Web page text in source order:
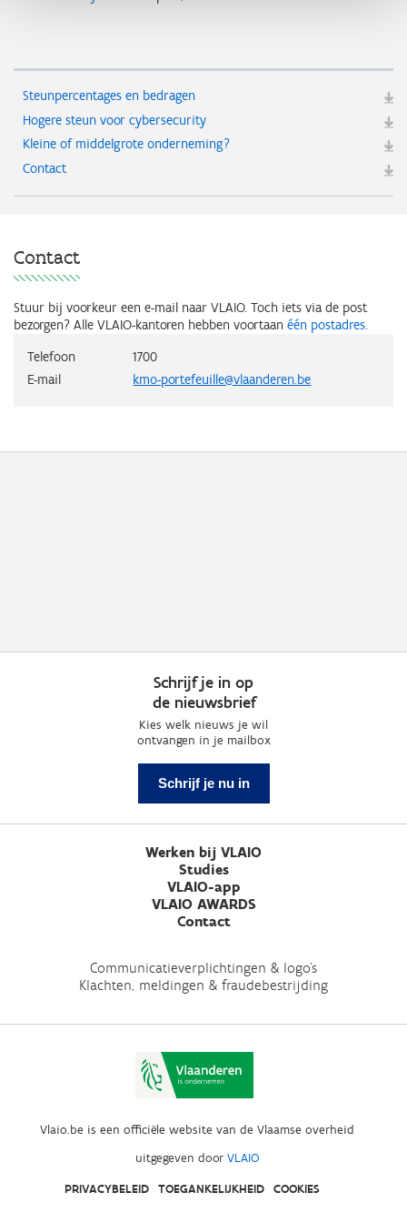
Steunpercentages en bedragen
Hogere steun voor cybersecurity
Kleine of middelgrote onderneming?
Contact
Contact
Stuur bij voorkeur een e-mail naar VLAIO. Toch iets via de post
bezorgen? Alle VLAIO-kantoren hebben voortaan één postadres
Telefoon
1700
E-mail
kmo-portefeuille@vlaanderen.be
Schrijf je in op
de nieuwsbrief
Kies welk nieuws je wil
ontvangen in je mailbox
Schrijf je nu in
Werken bij VLAIO
Studies
VLAIO-app
VLAIO AWARDS
Contact
Communicatieverplichtingen & logo's
Klachten, meldingen & fraudebestrijding
Vlaio.be is een officiële website van de Vlaamse overheid
uitgegeven door VLAIO
PRIVACYBELEID TOEGANKELIJKHEID COOKIES